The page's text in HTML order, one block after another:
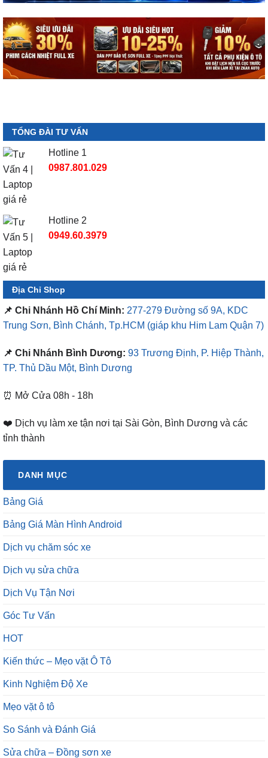
TỔNG ĐÀI TƯ VẤN
Hotline 1
0987.801.029
Hotline 2
0949.60.3979
Địa Chỉ Shop
📌 Chi Nhánh Hồ Chí Minh: 277-279 Đường số 9A, KDC
Trung Sơn, Bình Chánh, Tp.HCM (giáp khu Him Lam Quận 7)
📌 Chi Nhánh Bình Dương: 93 Trương Định, P. Hiệp Thành,
TP. Thủ Dầu Một, Bình Dương
⏰ Mở Cửa 08h - 18h
❤️ Dịch vụ làm xe tận nơi tại Sài Gòn, Bình Dương và các
tỉnh thành
DANH MỤC
Bảng Giá
Bảng Giá Màn Hình Android
Dịch vụ chăm sóc xe
Dịch vụ sửa chữa
Dịch Vụ Tận Nơi
Góc Tư Vấn
HOT
Kiến thức – Mẹo vặt Ô Tô
Kinh Nghiệm Độ Xe
Mẹo vặt ô tô
So Sánh và Đánh Giá
Sửa chữa – Đồng sơn xe